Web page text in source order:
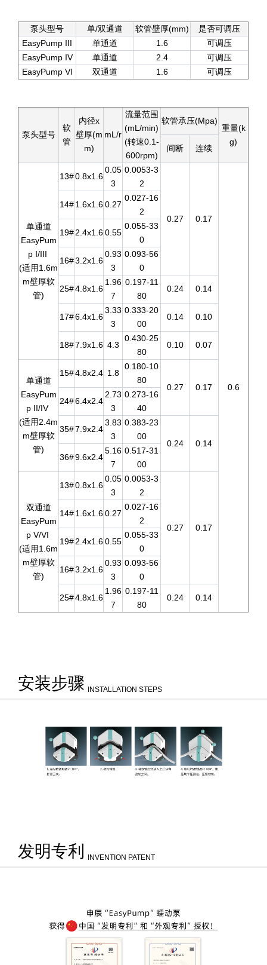
泵头型号 单/双通道 软管壁厚(mm)
是否可调压
EasyPump III
单通道 1.6
可调压
EasyPump IV
单通道 2.4
可调压
EasyPump Vl
双通道 1.6 可调压
泵头型号
软
管
内径x
壁厚(m
m)
mL/r
流量范围
(mL/min)
(转速0.1-
600rpm)
软管承压(Mpa)
重量(k
g)
间断 连续
单通道
EasyPum
p I/III
(适用1.6m
m壁厚软
管)
13#0.8x1.6
0.05
3
0.0053-3
2
0.27 0.17
0.6
14#1.6x1.60.27
0.027-16
2
19#2.4x1.60.55
0.055-33
0
16#3.2x1.6
0.93
3
0.093-56
0
25#4.8x1.6
1.96
7
0.197-11
80
0.24 0.14
17#6.4x1.6
3.33
3
0.333-20
00
0.14 0.10
18#7.9x1.6 4.3
0.430-25
80
0.10 0.07
单通道
EasyPum
p II/IV
(适用2.4m
m壁厚软
管)
15#4.8x2.4 1.8
0.180-10
80
0.27
0.17
24#6.4x2.4
2.73
3
0.273-16
40
35#7.9x2.4
3.83
3
0.383-23
00
0.24
0.14
36#9.6x2.4
5.16
7
0.517-31
00
双通道
EasyPum
p V/VI
(适用1.6m
m壁厚软
管)
13#0.8x1.6
0.05
3
0.0053-3
2
0.27 0.17
14#1.6x1.60.27
0.027-16
2
19#2.4x1.60.55
0.055-33
0
16#3.2x1.6
0.93
3
0.093-56
0
25#4.8x1.6
1.96
7
0.197-11
80
0.24 0.14
安装步骤 INSTALLATION STEPS
发明专利 INVENTION PATENT